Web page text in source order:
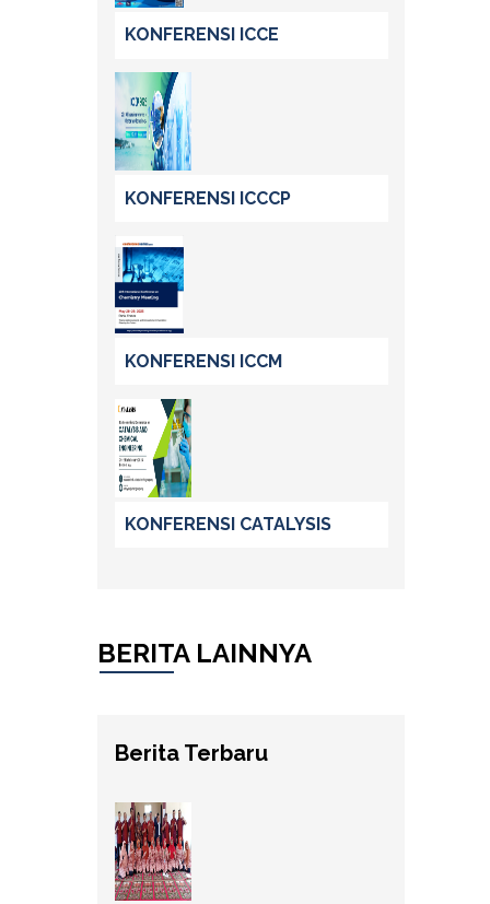
KONFERENSI ICCE
KONFERENSI ICCCP
KONFERENSI ICCM
KONFERENSI CATALYSIS
BERITA LAINNYA
Berita Terbaru